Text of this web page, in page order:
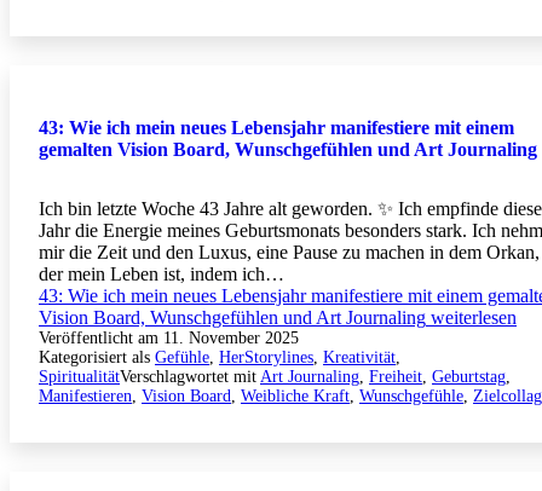
43: Wie ich mein neues Lebensjahr manifestiere mit einem
gemalten Vision Board, Wunschgefühlen und Art Journaling
Ich bin letzte Woche 43 Jahre alt geworden. ✨ Ich empfinde
Jahr die Energie meines Geburtsmonats besonders stark. Ich
mir die Zeit und den Luxus, eine Pause zu machen in dem Orkan,
der mein Leben ist, indem ich…
43: Wie ich mein neues Lebensjahr manifestiere mit einem
Vision Board, Wunschgefühlen und Art Journaling weiterlesen
Veröffentlicht am 11. November 2025
Kategorisiert als Gefühle, HerStorylines, Kreativität,
SpiritualitätVerschlagwortet mit Art Journaling, Freiheit, Geburtstag,
Manifestieren, Vision Board, Weibliche Kraft, Wunschgefühle,